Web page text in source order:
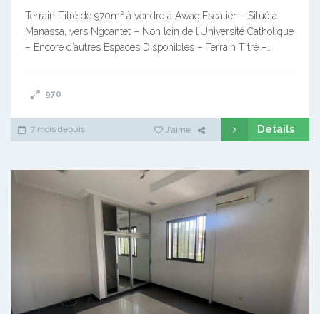
Terrain Titré de 970m² à vendre à Awae Escalier – Situé à
Manassa, vers Ngoantet – Non loin de l’Université Catholique
– Encore d’autres Espaces Disponibles – Terrain Titré –…
970
7 mois depuis J'aime Détails